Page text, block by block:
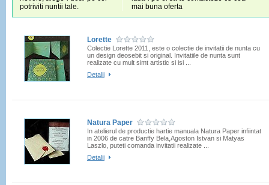
potriviti nuntii tale.
mai buna oferta
Lorette
Colectie Lorette 2011, este o colectie de invitatii de nunta cu
un design deosebit si original. Invitatiile de nunta sunt
realizate cu mult simt artistic si isi ...
Detalii
Natura Paper
In atelierul de productie hartie manuala Natura Paper infiintat
in 2006 de catre Banffy Bela,Agoston Istvan si Matyas
Laszlo, puteti comanda invitatii realizate ...
Detalii